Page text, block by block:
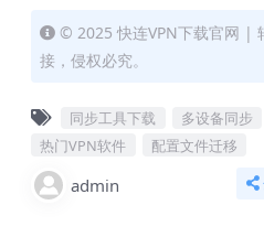
© 2025 快连VPN下载官网 |
接，侵权必究。
同步工具下载 多设备同步
热门VPN软件
配置文件迁移
admin